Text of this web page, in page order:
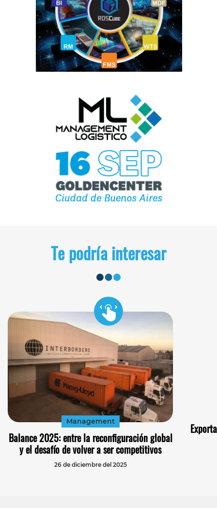
Te podría interesar
Management
Balance 2025: entre la reconfiguración global
y el desafío de volver a ser competitivos
26 de diciembre del 2025